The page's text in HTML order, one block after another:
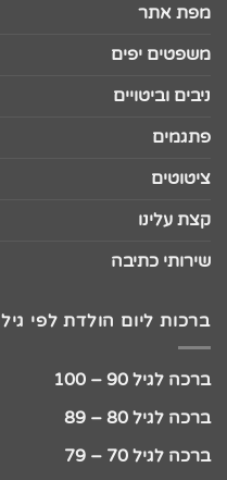
מפת אתר
משפטים יפים
ניבים וביטויים
פתגמים
ציטוטים
קצת עלינו
שירותי כתיבה
ברכות ליום הולדת לפי גיל
ברכה לגיל 90 – 100
ברכה לגיל 80 – 89
ברכה לגיל 70 – 79